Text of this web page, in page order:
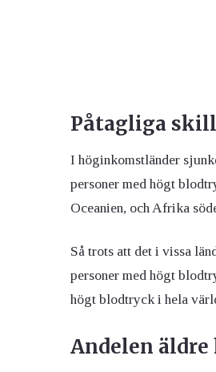
Påtagliga
I höginkomstländer
personer med högt
Oceanien, och Afrika
Så trots att det i vissa
personer med högt
högt blodtryck i hela
Andelen